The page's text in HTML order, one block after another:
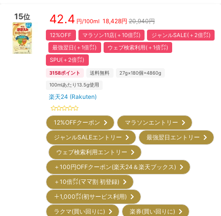
15位 42.4 円/100ml 18,428円 20,940円
12%OFF マラソン11店(＋10倍㌽)
ジャンルSALE(＋2倍㌽)
最強翌日(＋1倍㌽)
ウェブ検索利用(＋1倍㌽)
SPU(＋2倍㌽)
3158ポイント 送料無料 27g×180個=4860g
100mlあたり13.5g使用
楽天24 (Rakuten)
12%OFFクーポン
マラソンエントリー
ジャンルSALEエントリー
最強翌日エントリー
ウェブ検索利用エントリー
＋100円OFFクーポン(楽天24＆楽天ブックス)
＋10倍㌽(ママ割 初登録)
＋1,000㌽(初サービス利用)
ラクマ(買い回りに)
楽券(買い回りに)